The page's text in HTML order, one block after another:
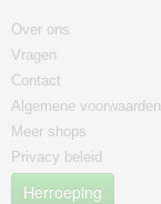
Over ons
Vragen
Contact
Algemene voorwaarden
Meer shops
Privacy beleid
Herroeping